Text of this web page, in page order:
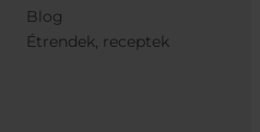
Blog
Étrendek, receptek